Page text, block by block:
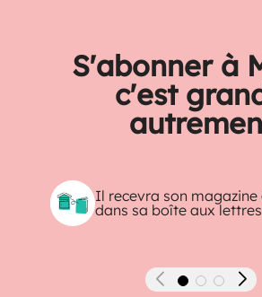
S'abonner à
c'est
Il recevra son magazine
dans sa boîte aux lettres
Précédent